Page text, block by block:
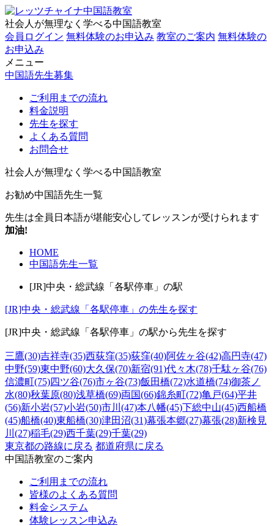
社会人が無理なく学べる中国語教室
会員ログイン 無料体験のお申込み 教室のご案内 無料体験の
お申込み
メニュー
中国語先生募集
ご利用までの流れ
料金説明
先生を探す
よくある質問
お問合せ
社会人が無理なく学べる中国語教室
お勧め中国語先生一覧
先生は全員日本語が堪能安心してレッスンが受けられます
加油!
HOME
中国語先生一覧
[JR]中央・総武線 「 各駅停車 」 の駅
[JR]中央・総武線 「 各駅停車 」 の先生を探す
[JR]中央・総武線 「 各駅停車 」 の駅から先生を探す
三鷹(30)吉祥寺(35)西荻窪(35)荻窪(40)阿佐ヶ谷(42)高円寺(47)
中野(59)東中野(60)大久保(70)新宿(91)代々木(78)千駄ヶ谷(76)
信濃町(75)四ツ谷(76)市ヶ谷(73)飯田橋(72)水道橋(74)御茶ノ
水(80)秋葉原(80)浅草橋(69)両国(66)錦糸町(72)亀戸(64)平井
(56)新小岩(57)小岩(50)市川(47)本八幡(45)下総中山(45)西船橋
(45)船橋(40)東船橋(30)津田沼(31)幕張本郷(27)幕張(28)新検見
川(27)稲毛(29)西千葉(29)千葉(29)
東京都の路線に戻る 都道府県に戻る
中国語教室のご案内
ご利用までの流れ
皆様のよくある質問
料金システム
体験レッスン申込み